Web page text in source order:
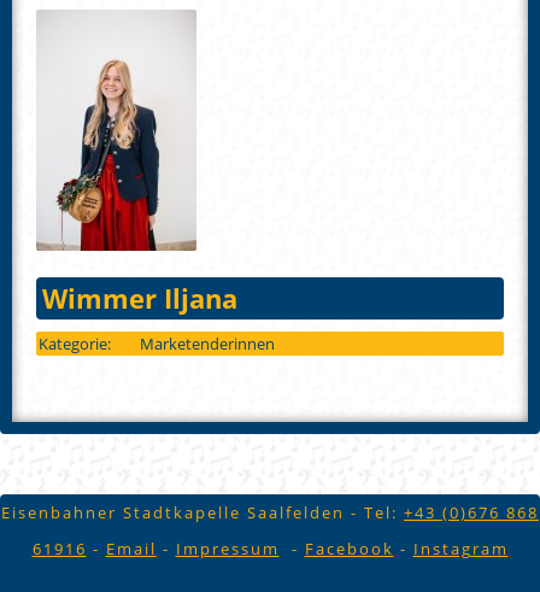
Wimmer Iljana
Kategorie: Marketenderinnen
Eisenbahner Stadtkapelle Saalfelden - Tel: +43 (0)676 868
61916 - Email - Impressum - Facebook - Instagram